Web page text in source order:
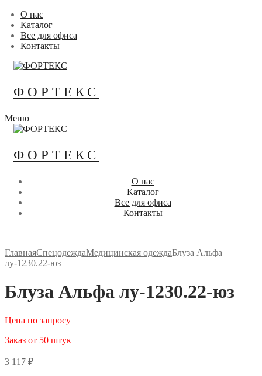
Перейти
содержимому
Меню
Закрыть
О нас
Каталог
Все для офиса
Контакты
ФОРТЕКС
Меню
ФОРТЕКС
О нас
Каталог
Все для офиса
Контакты
ГлавнаяСпецодеждаМедицинская одеждаБлуза Альфа
лу-1230.22-юз
Блуза Альфа лу-1230.22-юз
Цена по запросу
Заказ от 50 штук
3 117 ₽